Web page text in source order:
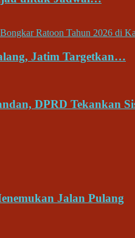
Jatim Targetkan…
DPRD Tekankan
Jalan Pulang